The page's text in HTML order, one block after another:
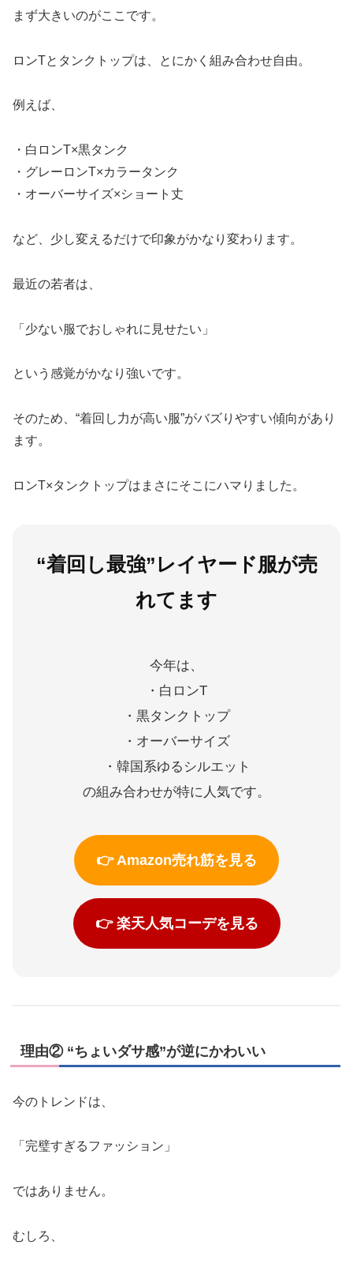
まず大きいのがここです。
ロンTとタンクトップは、とにかく組み合わせ自由。
例えば、
・白ロンT×黒タンク
・グレーロンT×カラータンク
・オーバーサイズ×ショート丈
など、少し変えるだけで印象がかなり変わります。
最近の若者は、
「少ない服でおしゃれに見せたい」
という感覚がかなり強いです。
そのため、“着回し力が高い服”がバズりやすい傾向があり
ます。
ロンT×タンクトップはまさにそこにハマりました。
“着回し最強”レイヤード服が売
れてます
今年は、
・白ロンT
・黒タンクトップ
・オーバーサイズ
・韓国系ゆるシルエット
の組み合わせが特に人気です。
👉 Amazon売れ筋を見る
👉 楽天人気コーデを見る
理由② “ちょいダサ感”が逆にかわいい
今のトレンドは、
「完璧すぎるファッション」
ではありません。
むしろ、